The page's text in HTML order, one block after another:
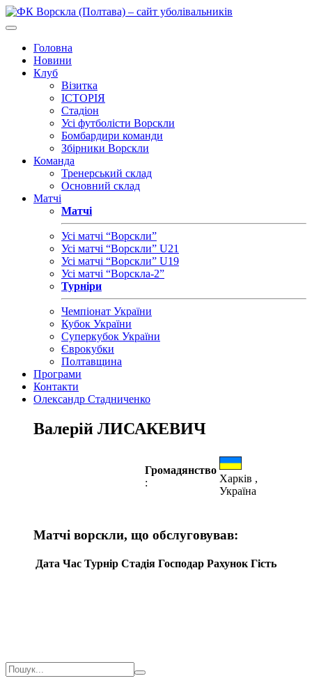
Головна
Новини
Клуб
Візитка
ІСТОРІЯ
Стадіон
Усі футболісти Ворскли
Бомбардири команди
Збірники Ворскли
Команда
Тренерський склад
Основний склад
Матчі
Матчі
Усі матчі “Ворскли”
Усі матчі “Ворскли” U21
Усі матчі “Ворскли” U19
Усі матчі “Ворскла-2”
Турніри
Чемпіонат України
Кубок України
Суперкубок України
Єврокубки
Полтавщина
Програми
Контакти
Олександр Стадниченко
Валерій ЛИСАКЕВИЧ
Громадянство
:
Харків ,
Україна
Матчі ворскли, що обслуговував:
Дата Час Турнір Стадія Господар Рахунок Гість